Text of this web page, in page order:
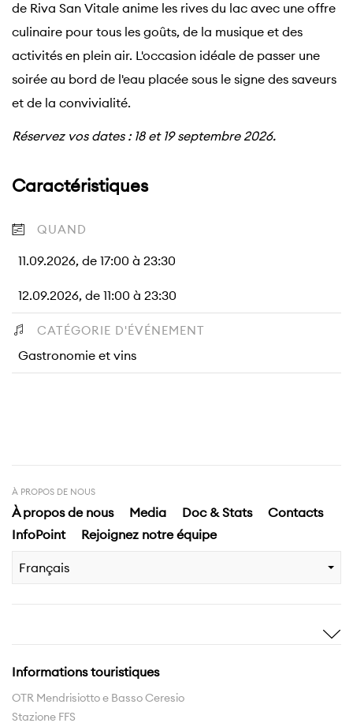
de Riva San Vitale anime les rives du lac avec une offre
culinaire pour tous les goûts, de la musique et des
activités en plein air. L'occasion idéale de passer une
soirée au bord de l'eau placée sous le signe des saveurs
et de la convivialité.
Réservez vos dates : 18 et 19 septembre 2026.
Caractéristiques
QUAND
11.09.2026, de 17:00 à 23:30
12.09.2026, de 11:00 à 23:30
CATÉGORIE D'ÉVÉNEMENT
Gastronomie et vins
À PROPOS DE NOUS
À propos de nous Media Doc & Stats
Contacts
InfoPoint
Rejoignez notre équipe
Français
Histoires
Expériences
Informations touristiques
OTR Mendrisiotto e Basso Ceresio
Stazione FFS